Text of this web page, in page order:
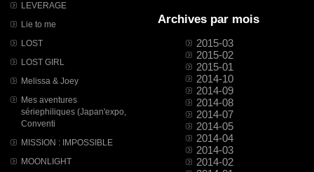
LEVERAGE
Lie to me
LOST
LOST GIRL
Melissa & Joey
Mes aventures
sériephiliques (Japan'expo,
Conventi
MISSION : IMPOSSIBLE
MOONLIGHT
Archives par mois
2015-03
2015-02
2015-01
2014-10
2014-09
2014-08
2014-07
2014-05
2014-04
2014-03
2014-02